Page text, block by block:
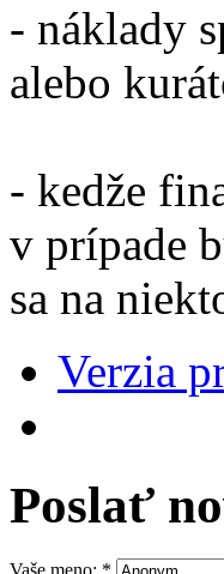
- náklady
alebo
- kedže
v prípade
sa na
Verzia
Poslať
Vaše meno: *